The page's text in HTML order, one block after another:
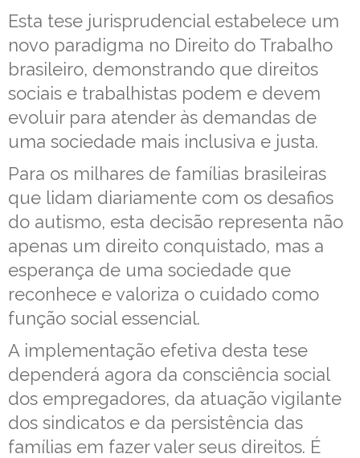
Esta tese jurisprudencial estabelece um
novo paradigma no Direito do Trabalho
brasileiro, demonstrando que direitos
sociais e trabalhistas podem e devem
evoluir para atender às demandas de
uma sociedade mais inclusiva e justa.
Para os milhares de famílias brasileiras
que lidam diariamente com os desafios
do autismo, esta decisão representa não
apenas um direito conquistado, mas a
esperança de uma sociedade que
reconhece e valoriza o cuidado como
função social essencial.
A implementação efetiva desta tese
dependerá agora da consciência social
dos empregadores, da atuação vigilante
dos sindicatos e da persistência das
famílias em fazer valer seus direitos. É